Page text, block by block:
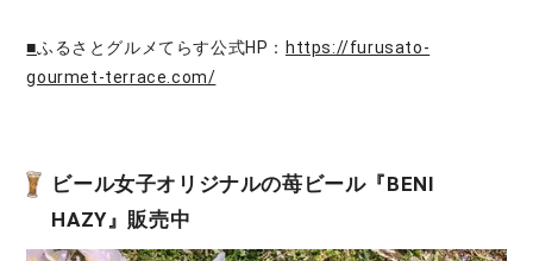
■ふるさとグルメてらす公式HP： https://furusato-
gourmet-terrace.com/
ビール女子オリジナルの苺ビール『BENI
HAZY』販売中